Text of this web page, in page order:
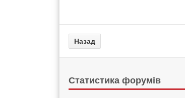
Статистика форумів